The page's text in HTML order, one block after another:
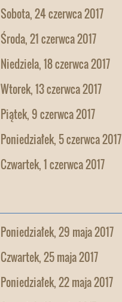
Sobota, 24 czerwca 2017
Środa, 21 czerwca 2017
Niedziela, 18 czerwca 2017
Wtorek, 13 czerwca 2017
Piątek, 9 czerwca 2017
Poniedziałek, 5 czerwca 2017
Czwartek, 1 czerwca 2017
Poniedziałek, 29 maja 2017
Czwartek, 25 maja 2017
Poniedziałek, 22 maja 2017